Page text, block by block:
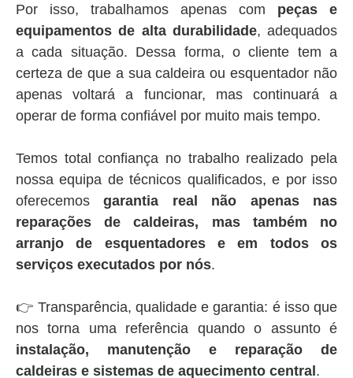
Por isso, trabalhamos apenas com peças e
equipamentos de alta durabilidade, adequados
a cada situação. Dessa forma, o cliente tem a
certeza de que a sua caldeira ou esquentador não
apenas voltará a funcionar, mas continuará a
operar de forma confiável por muito mais tempo.
Temos total confiança no trabalho realizado pela
nossa equipa de técnicos qualificados, e por isso
oferecemosgarantia real não apenas nas
reparações de caldeiras, mas também no
arranjo de esquentadores e em todos os
serviços executados por nós.
👉 Transparência, qualidade e garantia: é isso que
nos torna uma referência quando o assunto é
instalação, manutenção e reparação de
caldeiras e sistemas de aquecimento central.